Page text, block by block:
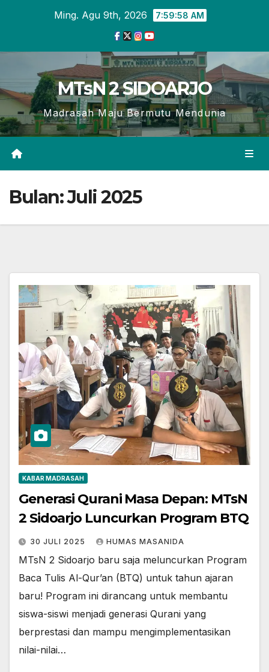
Ming. Agu 9th, 2026 7:59:59 AM
MTsN 2 SIDOARJO
Madrasah Maju Bermutu Mendunia
Bulan:Juli 2025
KABAR MADRASAH
Generasi Qurani Masa Depan: MTsN
2 Sidoarjo Luncurkan Program BTQ
30 JULI 2025 HUMAS MASANIDA
MTsN 2 Sidoarjo baru saja meluncurkan Program
Baca Tulis Al-Qur’an (BTQ) untuk tahun ajaran
baru! Program ini dirancang untuk membantu
siswa-siswi menjadi generasi Qurani yang
berprestasi dan mampu mengimplementasikan
nilai-nilai…